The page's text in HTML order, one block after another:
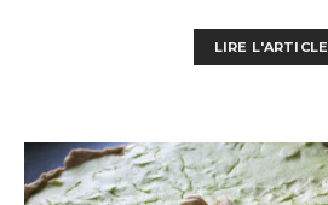
LIRE L'ARTICLE